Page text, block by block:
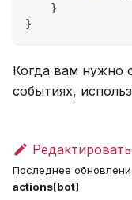
}
}
Когда вам нужно
событиях,
Последнее
actions[bot]